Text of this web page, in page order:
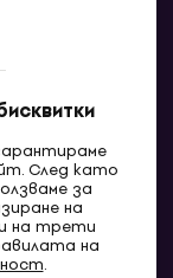
След като
за
на
на трети
на
.